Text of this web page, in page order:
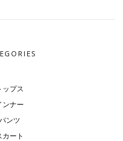
ップス
ンナー
ンツ
カート